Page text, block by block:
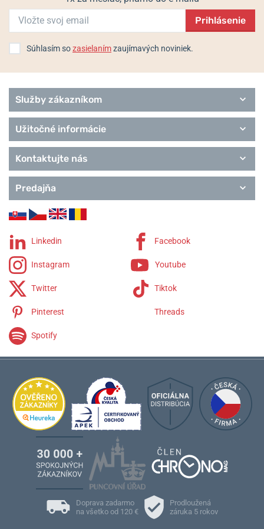
Prihlásenie
Súhlasím sozasielanímzaujímavých noviniek.
Služby zákazníkom
Užitočné informácie
Kontaktujte nás
Predajňa
Linkedin Facebook
Instagram Youtube
Twitter Tiktok
Pinterest Threads
Spotify
Doprava zadarmo
na všetko od 120 €
Prodloužená
záruka 5 rokov